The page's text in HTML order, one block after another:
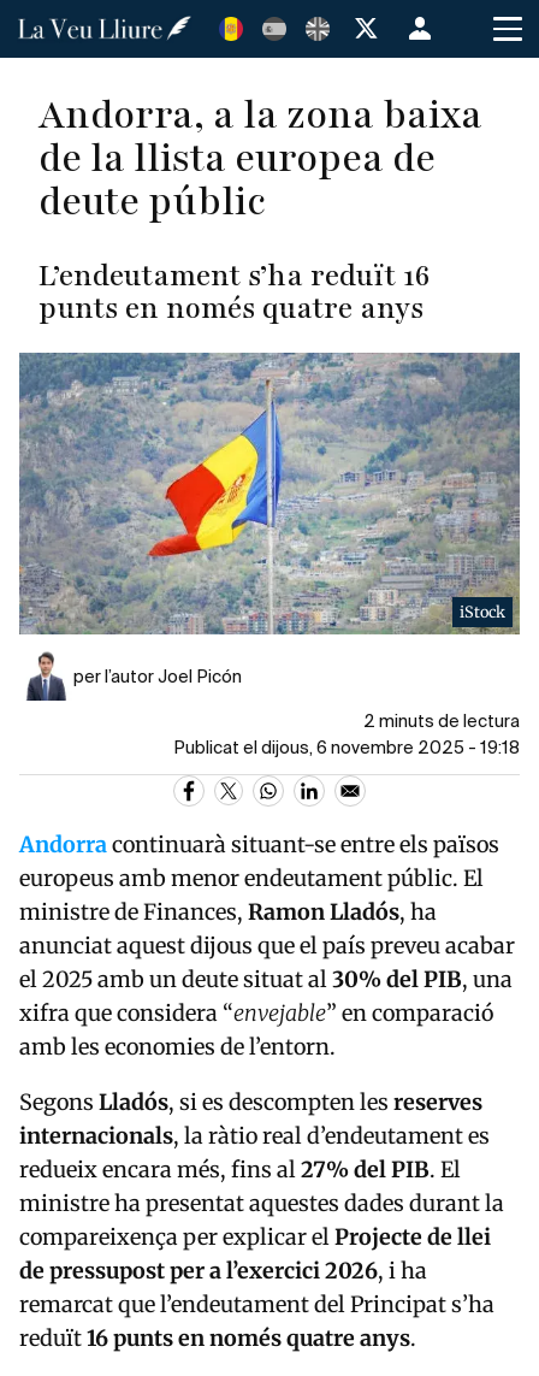
Vés
Menú
de
cuenta
de
usuario
Andorra, a la zona baixa
de la llista europea de
deute públic
L’endeutament s’ha reduït 16
punts en només quatre anys
iStock
per l’autor Joel Picón
2 minuts de lectura
Publicat el dijous, 6 novembre 2025 - 19:18
Andorracontinuarà situant-se entre els països
europeus amb menor endeutament públic. El
ministre de Finances, Ramon Lladós, ha
anunciat aquest dijous que el país preveu acabar
el 2025 amb un deute situat al30% del PIB, una
xifra que considera “envejable” en comparació
amb les economies de l’entorn.
Segons Lladós, si es descompten les reserves
internacionals, la ràtio real d’endeutament es
redueix encara més, fins al27% del PIB. El
ministre ha presentat aquestes dades durant la
compareixença per explicar elProjecte de llei
de pressupost per a l’exercici 2026, i ha
remarcat que l’endeutament del Principat s’ha
reduït16 punts en només quatre anys.